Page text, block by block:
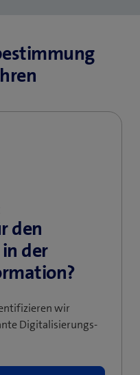
den
der
wir
Digitalisierungs-